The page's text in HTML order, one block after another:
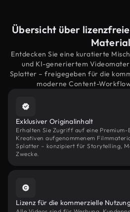
Übersicht über
Material
Entdecken Sie eine kuratierte
und KI-generiertem
Splatter – freigegeben für die
moderne Content-
Exklusiver Originalinhalt
Erhalten Sie Zugriff auf eine
Kreativen aufgenommenem
Splatter – konzipiert für Storytelling,
Zwecke.
Lizenz für die kommerzielle